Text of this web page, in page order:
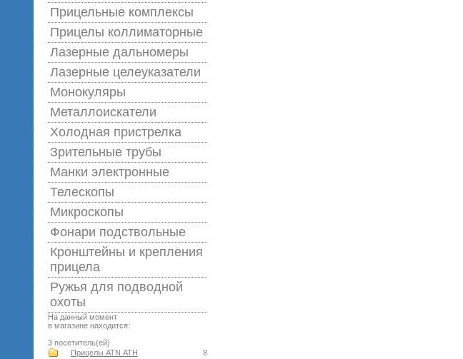
Прицельные комплексы
Прицелы коллиматорные
Лазерные дальномеры
Лазерные целеуказатели
Монокуляры
Металлоискатели
Холодная пристрелка
Зрительные трубы
Манки электронные
Телескопы
Микроскопы
Фонари подствольные
Кронштейны и крепления
прицела
Ружья для подводной
оxоты
На данный момент
в магазине находится:
3 посетитель(ей)
8
Прицелы ATN АТН